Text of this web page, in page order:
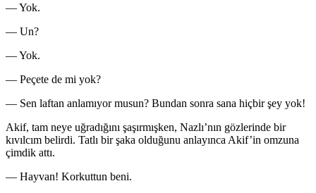
— Yok.
— Un?
— Yok.
— Peçete de mi yok?
— Sen laftan anlamıyor musun? Bundan sonra sana hiçbir şey yok!
Akif, tam neye uğradığını şaşırmışken, Nazlı’nın gözlerinde bir
kıvılcım belirdi. Tatlı bir şaka olduğunu anlayınca Akif’in omzuna
çimdik attı.
— Hayvan! Korkuttun beni.